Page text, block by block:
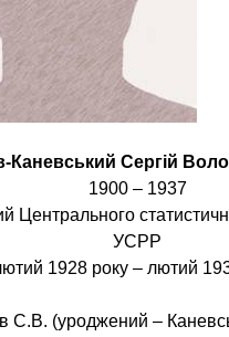
Каневський Сергій
1900 – 1937
Центрального
УСРР
1928 року – лютий
С.В. (уроджений –